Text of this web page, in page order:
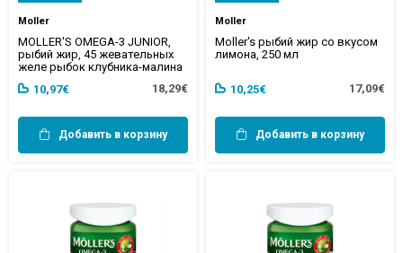
Moller
MOLLER'S OMEGA-3 JUNIOR,
рыбий жир, 45 жевательных
желе рыбок клубника-малина
10,97€
18,29€
Добавить в корзину
Moller
Moller's рыбий жир со вкусом
лимона, 250 мл
10,25€ 17,09€
Добавить в корзину